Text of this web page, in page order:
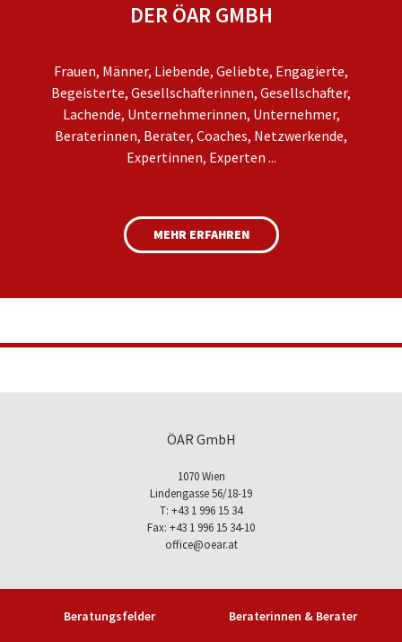
DER ÖAR GMBH
Frauen, Männer, Liebende, Geliebte, Engagierte,
Begeisterte, Gesellschafterinnen, Gesellschafter,
Lachende, Unternehmerinnen, Unternehmer,
Beraterinnen, Berater, Coaches, Netzwerkende,
Expertinnen, Experten ...
MEHR ERFAHREN
ÖAR GmbH
1070 Wien
Lindengasse 56/18-19
T: +43 1 996 15 34
Fax: +43 1 996 15 34-10
office@oear.at
Beratungsfelder Beraterinnen & Berater